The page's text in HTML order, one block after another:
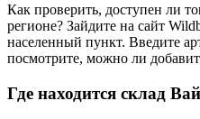
Как проверить, доступен ли
регионе? Зайдите на сайт
населенный пункт. Введите
посмотрите, можно ли
Где находится склад